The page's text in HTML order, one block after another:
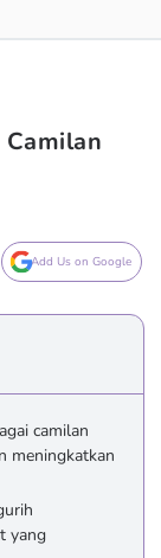
Add Us on Google
camilan
meningkatkan
yang